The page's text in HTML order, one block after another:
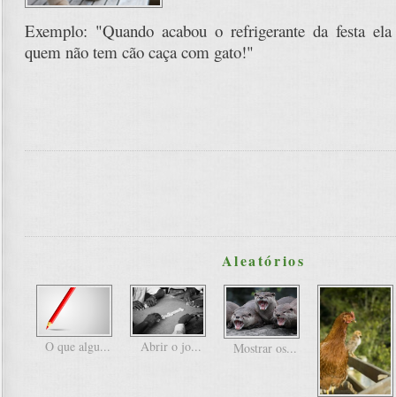
Exemplo: "Quando acabou o refrigerante da festa
quem não tem cão caça com gato!"
Aleatórios
O que algu... Abrir o jo... Mostrar os...